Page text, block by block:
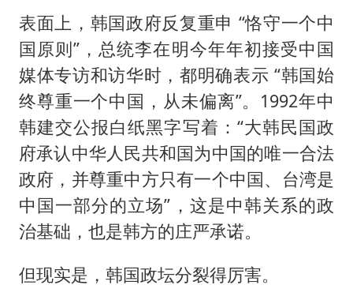
表面上，韩国政府反复重申 “恪守一个中
国原则”，总统李在明今年年初接受中国
媒体专访和访华时，都明确表示 “韩国始
终尊重一个中国，从未偏离”。1992年中
韩建交公报白纸黑字写着：“大韩民国政
府承认中华人民共和国为中国的唯一合法
政府，并尊重中方只有一个中国、台湾是
中国一部分的立场”，这是中韩关系的政
治基础，也是韩方的庄严承诺。
但现实是，韩国政坛分裂得厉害。